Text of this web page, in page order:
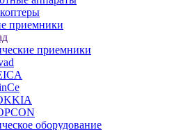
приемники
приемники
оборудование